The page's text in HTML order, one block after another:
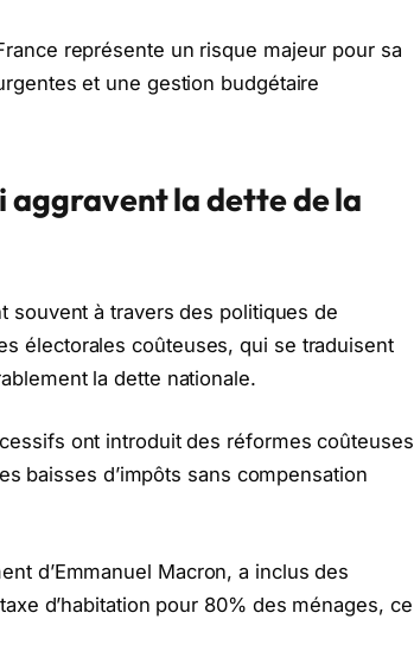
représente un risque majeur pour sa
et une gestion budgétaire
aggravent la dette de la
souvent à travers des politiques de
électorales coûteuses, qui se traduisent
la dette nationale.
ont introduit des réformes coûteuses
baisses d’impôts sans compensation
d’Emmanuel Macron, a inclus des
d’habitation pour 80% des ménages, ce